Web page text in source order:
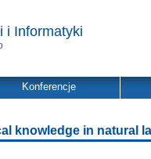
i Informatyki
Konferencje
knowledge in natural